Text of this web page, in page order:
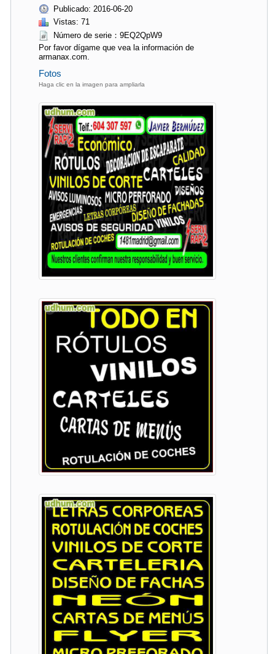
Publicado: 2016-06-20
Vistas: 71
Número de serie：9EQ2QpW9
Por favor dígame que vea la información de
armanax.com.
Fotos
Haga clic en la imagen para ampliarla